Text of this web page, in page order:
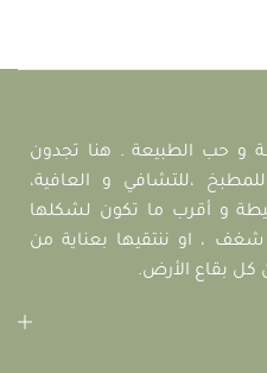
و حب الطبيعة . هنا تجدون
،للتشافي و العافية،
و أقرب ما تكون لشكلها
، او ننتقيها بعناية من
كل بقاع الأرض.